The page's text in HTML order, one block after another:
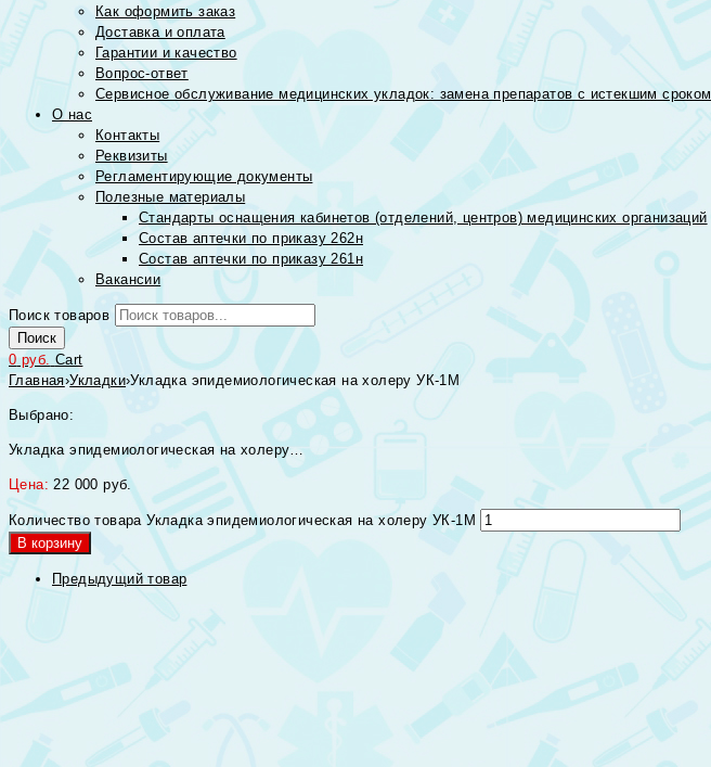
Как оформить заказ
Доставка и оплата
Гарантии и качество
Вопрос-ответ
Сервисное обслуживание медицинских укладок: замена препаратов с истекшим сроком
О нас
Контакты
Реквизиты
Регламентирующие документы
Полезные материалы
Стандарты оснащения кабинетов (отделений, центров) медицинских организаций
Состав аптечки по приказу 262н
Состав аптечки по приказу 261н
Вакансии
Поиск товаров
Поиск
0руб. Cart
Главная›Укладки›Укладка эпидемиологическая на холеру УК-1М
Выбрано:
Укладка эпидемиологическая на холеру…
Цена:22 000 руб.
Количество товара Укладка эпидемиологическая на холеру УК-1М
В корзину
Предыдущий товар